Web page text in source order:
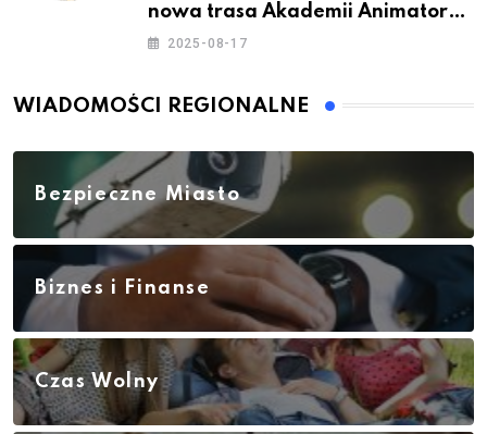
nowa trasa Akademii Animatora
– jesień 2025
2025-08-17
WIADOMOŚCI REGIONALNE
Bezpieczne Miasto
Biznes i Finanse
Czas Wolny